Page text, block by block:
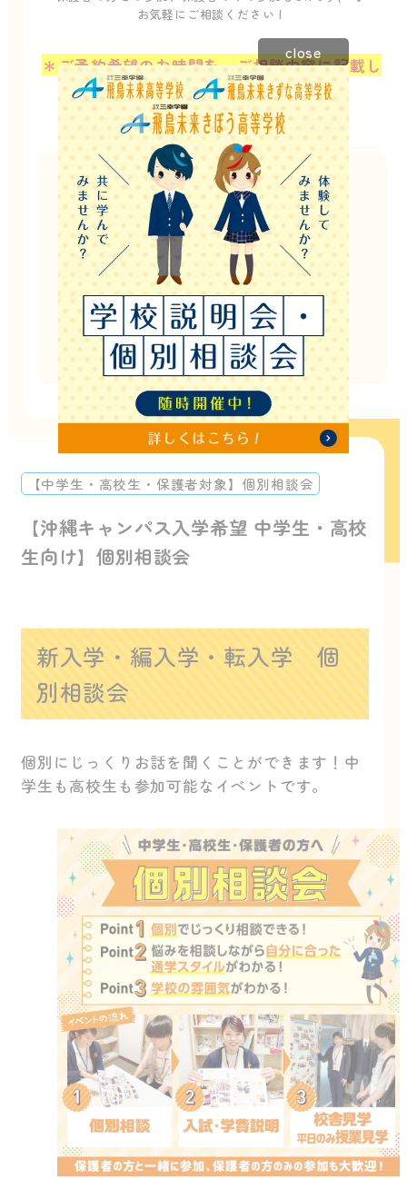
お気軽にご相談ください！
＊ご予約希望のお時間を、ご相談内容に記載し
てください。
このイベントは終了しました。
他にもたくさんのイベントを開催しています。
お電話でのご案内も可能ですので
お気軽にお問い合わせください！
お電話でのお問い合わせはこちら
098-941-3103
【沖縄キャンパス入学希望 中学生・高校
生向け】個別相談会
【中学生・高校生・保護者対象】個別相談会
新入学・編入学・転入学 個
別相談会
個別にじっくりお話を聞くことができます！中
学生も高校生も参加可能なイベントです。
close